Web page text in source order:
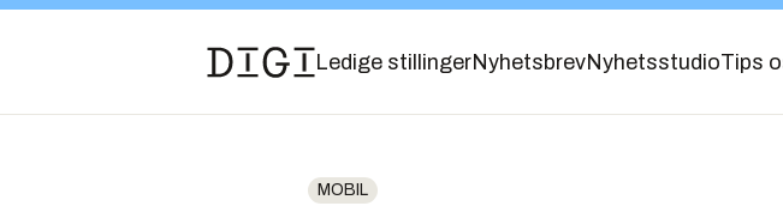
Ledige stillingerNyhetsbrevNyhetsstudioTips
MOBIL